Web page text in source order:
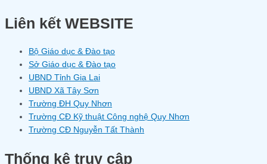
Liên kết WEBSITE
Bộ Giáo dục & Đào tạo
Sở Giáo dục & Đào tạo
UBND Tỉnh Gia Lai
UBND Xã Tây Sơn
Trường ĐH Quy Nhơn
Trường CĐ Kỹ thuật Công nghệ Quy Nhơn
Trường CĐ Nguyễn Tất Thành
Thống kê truy cập